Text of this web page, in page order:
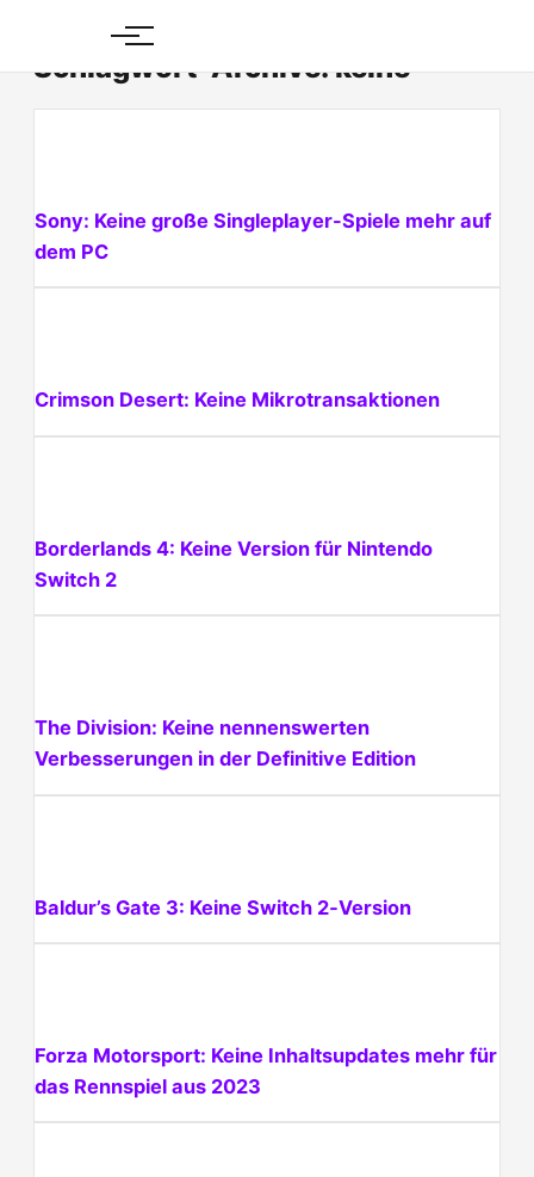
content
Schlagwort-Archive: keine
Sony: Keine große Singleplayer-Spiele mehr auf
dem PC
Crimson Desert: Keine Mikrotransaktionen
Borderlands 4: Keine Version für Nintendo
Switch 2
The Division: Keine nennenswerten
Verbesserungen in der Definitive Edition
Baldur’s Gate 3: Keine Switch 2‑Version
Forza Motorsport: Keine Inhaltsupdates mehr für
das Rennspiel aus 2023